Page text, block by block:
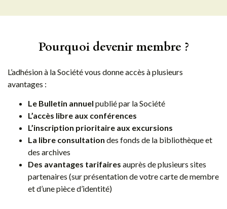
Pourquoi devenir membre ?
L’adhésion à la Société vous donne accès à plusieurs
avantages :
Le Bulletin annuel publié par la Société
L’accès libre aux conférences
L’inscription prioritaire aux excursions
La libre consultation des fonds de la bibliothèque et
des archives
Des avantages tarifaires auprès de plusieurs sites
partenaires (sur présentation de votre carte de membre
et d’une pièce d’identité)